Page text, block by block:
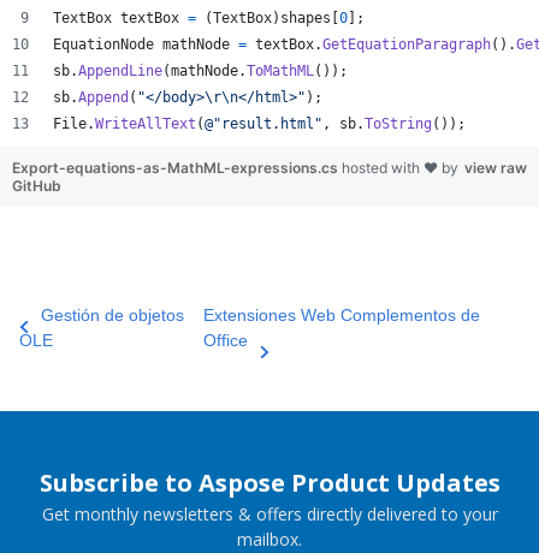
TextBox textBox = (TextBox) shapes 0
;
EquationNode mathNode = textBox.GetEquationParagraph( ) .
sb.AppendLine(mathNode.ToMathML( ) ) ;
sb.Append ( "</body>\r\n</html>" ) ;
File.WriteAllText (@"result.html" , sb.ToString ( ) ) ;
view raw
Export-equations-as-MathML-expressions.cs hosted with ❤ by
GitHub
Gestión de objetos
OLE
Extensiones Web Complementos de
Office
Subscribe to Aspose Product Updates
Get monthly newsletters & offers directly delivered to your
mailbox.